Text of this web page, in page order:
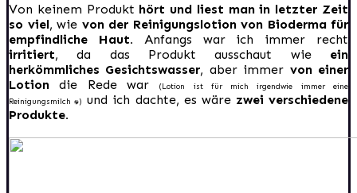
Von keinem Produkt hört und liest man in letzter Zeit
so viel, wie von der Reinigungslotion von Bioderma für
empfindliche Haut. Anfangs war ich immer recht
irritiert, da das Produkt ausschaut wieein
herkömmliches Gesichtswasser, aber immer von einer
Lotion die Rede war
(Lotion ist für mich irgendwie immer eine
Reinigungsmilch :D) und ich dachte, es wärezwei verschiedene
Produkte.